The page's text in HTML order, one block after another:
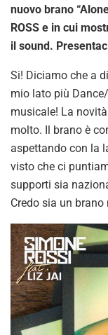
nuovo brano
ROSS e in cui
il sound.
Si! Diciamo che a
mio lato più
musicale! La
molto. Il brano è
aspettando con la
visto che ci
supporti sia
Credo sia un